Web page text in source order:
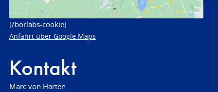
[/borlabs-cookie]
Anfahrt über Google Maps
Kontakt
Marc von Harten